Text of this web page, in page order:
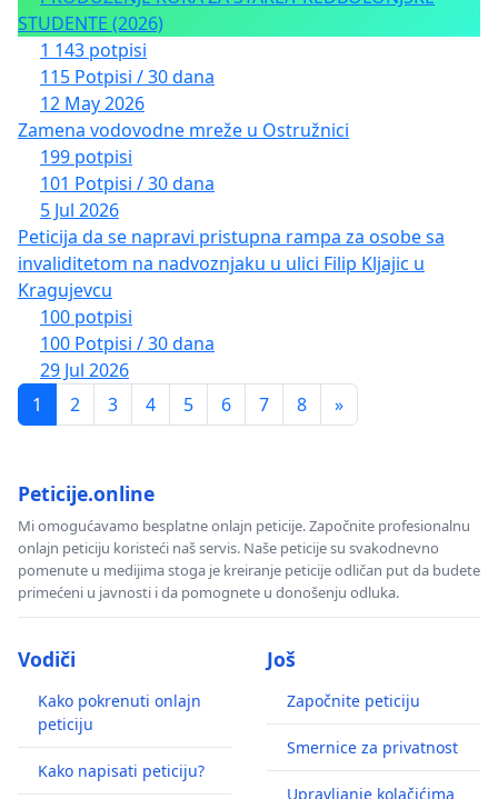
STUDENTE (2026)
1 143 potpisi
115 Potpisi / 30 dana
12 May 2026
Zamena vodovodne mreže u Ostružnici
199 potpisi
101 Potpisi / 30 dana
5 Jul 2026
Peticija da se napravi pristupna rampa za osobe sa
invaliditetom na nadvoznjaku u ulici Filip Kljajic u
Kragujevcu
100 potpisi
100 Potpisi / 30 dana
29 Jul 2026
1
2 3 4 5 6 7 8 »
Peticije.online
Mi omogućavamo besplatne onlajn peticije. Započnite profesionalnu
onlajn peticiju koristeći naš servis. Naše peticije su svakodnevno
pomenute u medijima stoga je kreiranje peticije odličan put da budete
primećeni u javnosti i da pomognete u donošenju odluka.
Vodiči
Kako pokrenuti onlajn
peticiju
Kako napisati peticiju?
Još
Započnite peticiju
Smernice za privatnost
Upravljanje kolačićima